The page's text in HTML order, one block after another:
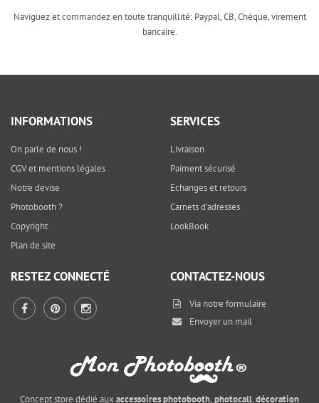
Naviguez et commandez en toute tranquillité: Paypal, CB, Chèque, virement
bancaire.
INFORMATIONS
On parle de nous !
CGV et mentions légales
Notre devise
Photobooth ?
Copyright
Plan de site
SERVICES
Livraison
Paiment sécurisé
Echanges et retours
Carnets d'adresses
LookBook
RESTEZ CONNECTÉ CONTACTEZ-NOUS
Via notre formulaire
Envoyer un mail
Concept store dédié aux accessoires photobooth, photocall,décoration